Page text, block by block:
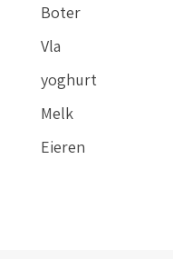
Boter
Vla
yoghurt
Melk
Eieren